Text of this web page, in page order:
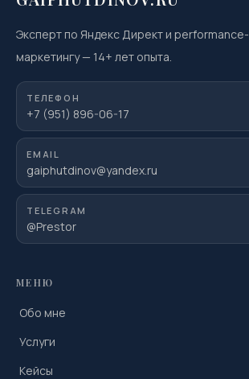
Эксперт по Яндекс Директ и performance-
маркетингу— 14+ лет опыта.
ТЕЛЕФОН
+7 (951) 896-06-17
EMAIL
gaiphutdinov@yandex.ru
TELEGRAM
@Prestor
МЕНЮ
Обо мне
Услуги
Кейсы